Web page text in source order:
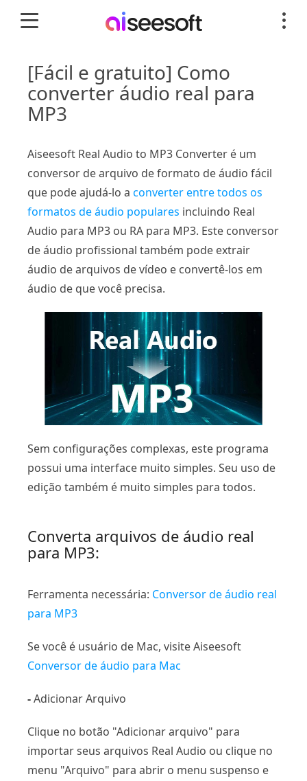
[Fácil e gratuito] Como
converter áudio real para
MP3
Aiseesoft Real Audio to MP3 Converter é um
conversor de arquivo de formato de áudio fácil
que pode ajudá-lo a converter entre todos os
formatos de áudio populares incluindo Real
Audio para MP3 ou RA para MP3. Este conversor
de áudio profissional também pode extrair
áudio de arquivos de vídeo e convertê-los em
áudio de que você precisa.
Sem configurações complexas, este programa
possui uma interface muito simples. Seu uso de
edição também é muito simples para todos.
Converta arquivos de áudio real
para MP3:
Ferramenta necessária: Conversor de áudio real
para MP3
Se você é usuário de Mac, visite Aiseesoft
Conversor de áudio para Mac
-Adicionar Arquivo
Clique no botão "Adicionar arquivo" para
importar seus arquivos Real Audio ou clique no
menu "Arquivo" para abrir o menu suspenso e